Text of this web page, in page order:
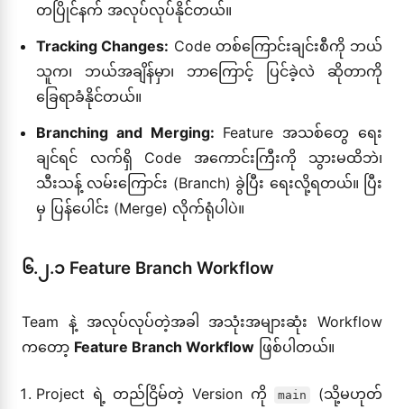
တပြိုင်နက် အလုပ်လုပ်နိုင်တယ်။
Tracking Changes: Code တစ်ကြောင်းချင်းစီကို ဘယ်
သူက၊ ဘယ်အချိန်မှာ၊ ဘာကြောင့် ပြင်ခဲ့လဲ ဆိုတာကို
ခြေရာခံနိုင်တယ်။
Branching and Merging: Feature အသစ်တွေ ရေး
ချင်ရင် လက်ရှိ Code အကောင်းကြီးကို သွားမထိဘဲ၊
သီးသန့် လမ်းကြောင်း (Branch) ခွဲပြီး ရေးလို့ရတယ်။ ပြီး
မှ ပြန်ပေါင်း (Merge) လိုက်ရုံပါပဲ။
၆.၂.၁ Feature Branch Workflow
Team နဲ့ အလုပ်လုပ်တဲ့အခါ အသုံးအများဆုံး Workflow
ကတော့ Feature Branch Workflow ဖြစ်ပါတယ်။
Project ရဲ့ တည်ငြိမ်တဲ့ Version ကို main (သို့မဟုတ်